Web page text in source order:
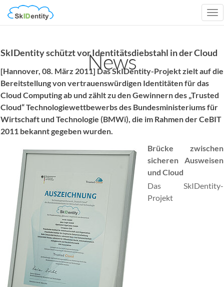
News
SkIDentity schützt vor Identitätsdiebstahl in der Cloud
[Hannover, 08. März 2011] Das SkIDentity-Projekt zielt auf die
Bereitstellung von vertrauenswürdigen Identitäten für das
Cloud Computing ab und zählt zu den Gewinnern des „Trusted
Cloud“ Technologiewettbewerbs des Bundesministeriums für
Wirtschaft und Technologie (BMWi), die im Rahmen der CeBIT
2011 bekannt gegeben wurden.
Brücke zwischen
sicheren Ausweisen
und Cloud
Das SkIDentity-
Projekt